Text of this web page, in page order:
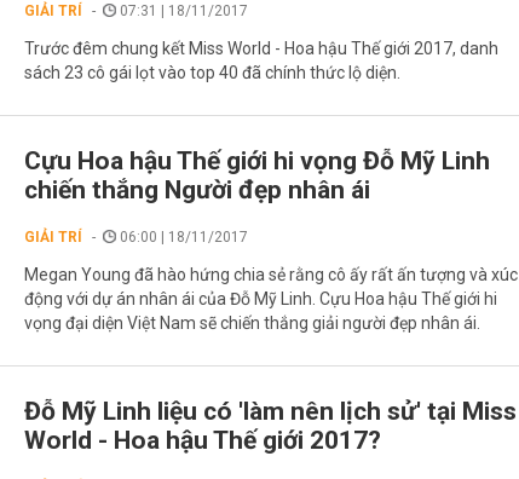
GIẢI TRÍ 07:31 | 18/11/2017
Trước đêm chung kết Miss World - Hoa hậu Thế giới 2017, danh
sách 23 cô gái lọt vào top 40 đã chính thức lộ diện.
Cựu Hoa hậu Thế giới hi vọng Đỗ Mỹ Linh
chiến thắng Người đẹp nhân ái
GIẢI TRÍ 06:00 | 18/11/2017
Megan Young đã hào hứng chia sẻ rằng cô ấy rất ấn tượng và xúc
động với dự án nhân ái của Đỗ Mỹ Linh. Cựu Hoa hậu Thế giới hi
vọng đại diện Việt Nam sẽ chiến thắng giải người đẹp nhân ái.
Đỗ Mỹ Linh liệu có 'làm nên lịch sử' tại Miss
World - Hoa hậu Thế giới 2017?